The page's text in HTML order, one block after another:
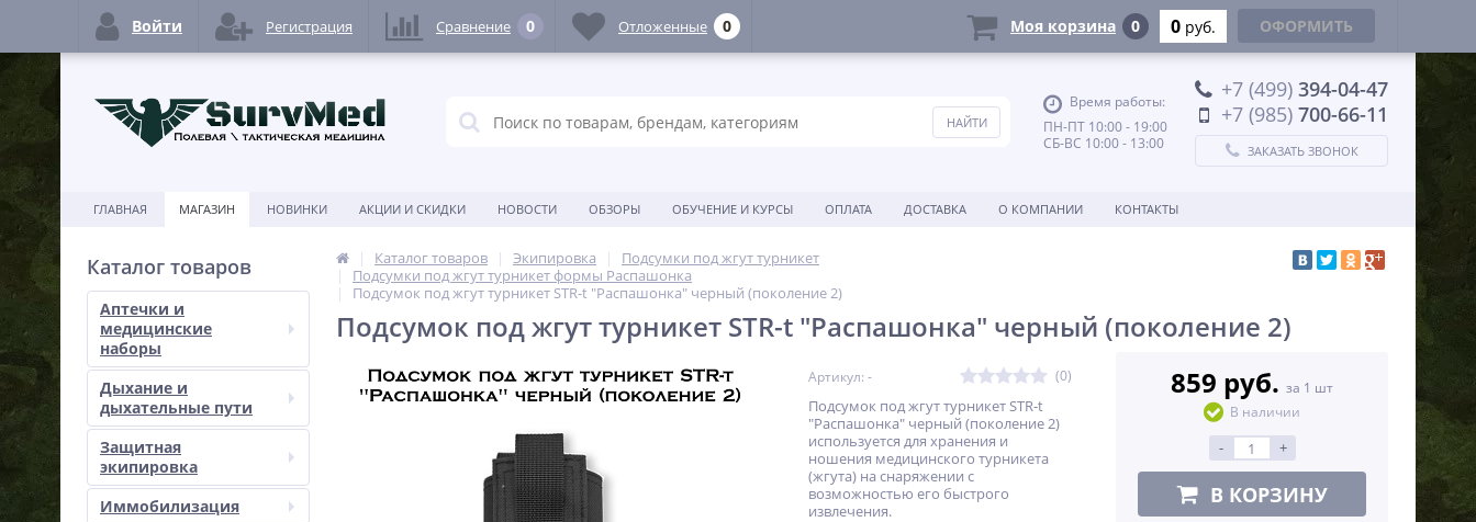
Время работы:
ПН-ПТ 10:00 - 19:00
СБ-ВС 10:00 - 13:00
+7 (499) 394-04-47
+7 (985) 700-66-11
ЗАКАЗАТЬ ЗВОНОК
ГЛАВНАЯ МАГАЗИН НОВИНКИ АКЦИИ И СКИДКИ НОВОСТИ ОБЗОРЫ ОБУЧЕНИЕ И КУРСЫ ОПЛАТА ДОСТАВКА О КОМПАНИИ КОНТАКТЫ
Каталог товаров
Аптечки и
медицинские
наборы
Дыхание и
дыхательные пути
Защитная
экипировка
Иммобилизация
Каталог товаров Экипировка
Подсумки под жгут турникет
Подсумки под жгут турникет формы Распашонка
Подсумок под жгут турникет STR-t "Распашонка" черный (поколение 2)
Подсумок под жгут турникет STR-t "Распашонка" черный (поколение 2)
Артикул: - (0)
Подсумок под жгут турникет STR-t
"Распашонка" черный (поколение 2)
используется для хранения и
ношения медицинского турникета
(жгута) на снаряжении с
возможностью его быстрого
извлечения.
859 руб. за 1 шт
В наличии
- +
В КОРЗИНУ
Войти Регистрация Сравнение 0 Отложенные 0 Моя корзина 0 0 руб. ОФОРМИТЬ